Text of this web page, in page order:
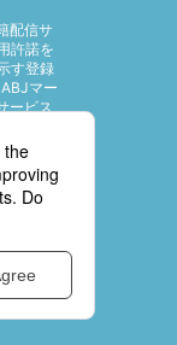
配信サ
許諾を
す登録
マー
ービス